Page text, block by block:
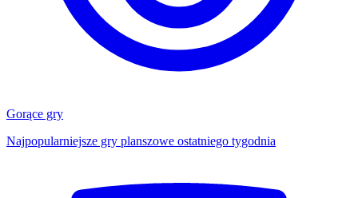
Gorące gry
Najpopularniejsze gry planszowe ostatniego tygodnia